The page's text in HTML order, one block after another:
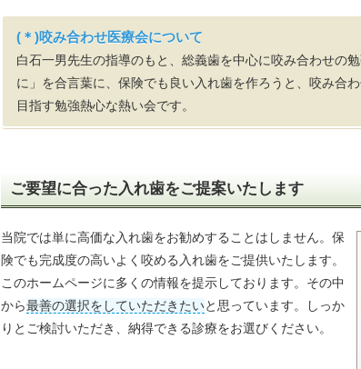
(＊)咬み合わせ医療会について
白石一男先生の指導のもと、総義歯を中心に咬み合わせの
に」を合言葉に、保険でも良い入れ歯を作ろうと、咬み合
目指す勉強熱心な熱い会です。
ご要望に合った入れ歯をご提案いたします
当院では単に高価な入れ歯をお勧めすることはしません。保
険でも完成度の高いよく咬める入れ歯をご提供いたします。
このホームページに多くの情報を提示しております。その中
から最善の選択をしていただきたいと思っています。しっか
りとご検討いただき、納得できる診療をお選びください。